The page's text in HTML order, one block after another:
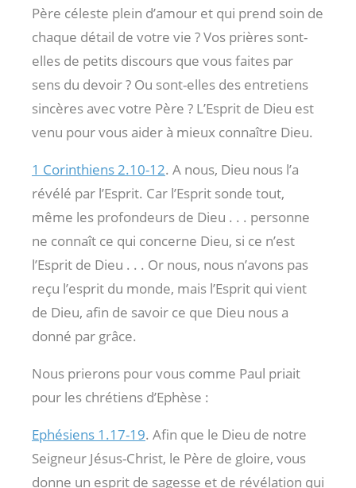
Père céleste plein d’amour et qui prend soin de
chaque détail de votre vie ? Vos prières sont-
elles de petits discours que vous faites par
sens du devoir ? Ou sont-elles des entretiens
sincères avec votre Père ? L’Esprit de Dieu est
venu pour vous aider à mieux connaître Dieu.
1 Corinthiens 2.10-12. A nous, Dieu nous l’a
révélé par l’Esprit. Car l’Esprit sonde tout,
même les profondeurs de Dieu . . . personne
ne connaît ce qui concerne Dieu, si ce n’est
l’Esprit de Dieu . . . Or nous, nous n’avons pas
reçu l’esprit du monde, mais l’Esprit qui vient
de Dieu, afin de savoir ce que Dieu nous a
donné par grâce.
Nous prierons pour vous comme Paul priait
pour les chrétiens d’Ephèse :
Ephésiens 1.17-19. Afin que le Dieu de notre
Seigneur Jésus-Christ, le Père de gloire, vous
donne un esprit de sagesse et de révélation qui